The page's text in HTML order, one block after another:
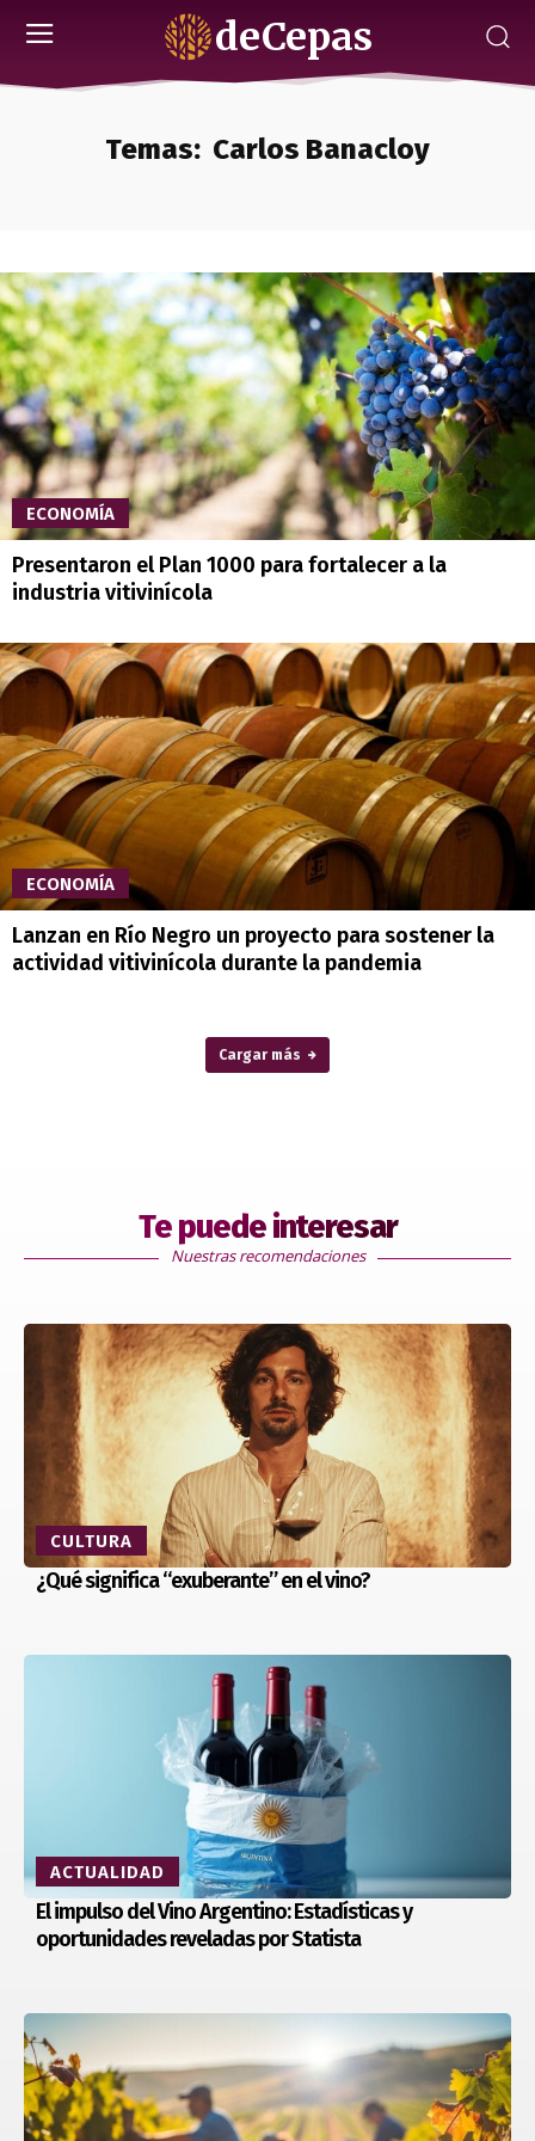
deCepas
Temas: Carlos Banacloy
ECONOMÍA
Presentaron el Plan 1000 para fortalecer a la
industria vitivinícola
ECONOMÍA
Lanzan en Río Negro un proyecto para sostener la
actividad vitivinícola durante la pandemia
Cargar más
Te puede interesar
Nuestras recomendaciones
CULTURA
¿Qué significa “exuberante” en el vino?
ACTUALIDAD
El impulso del Vino Argentino: Estadísticas y
oportunidades reveladas por Statista